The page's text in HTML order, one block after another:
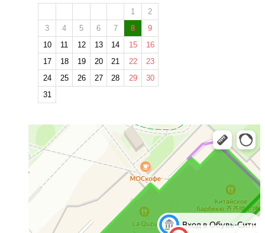
1
2
3
4 5 6 7 8
9
10
11 12 13 14 15
16
17
18 19 20 21 22
23
24
25 26 27 28 29
30
31